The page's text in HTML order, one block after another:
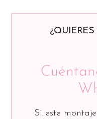
Si este